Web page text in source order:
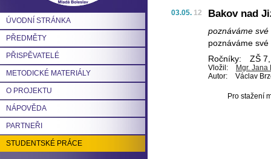
ÚVODNÍ STRÁNKA
PŘEDMĚTY
PŘISPĚVATELÉ
METODICKÉ MATERIÁLY
O PROJEKTU
NÁPOVĚDA
PARTNEŘI
STUDENTSKÉ PRÁCE
03.05. 12 Bakov nad
poznáváme
poznáváme
Ročníky:
ZŠ
Vložil:
Mgr. Jana
Autor:
Václav
Pro stažení